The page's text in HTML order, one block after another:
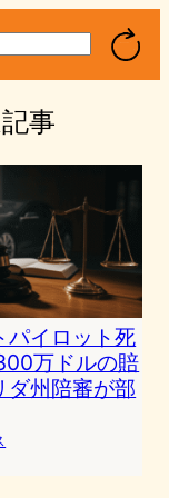
事
パイロット死
万ドルの賠
州陪審が部